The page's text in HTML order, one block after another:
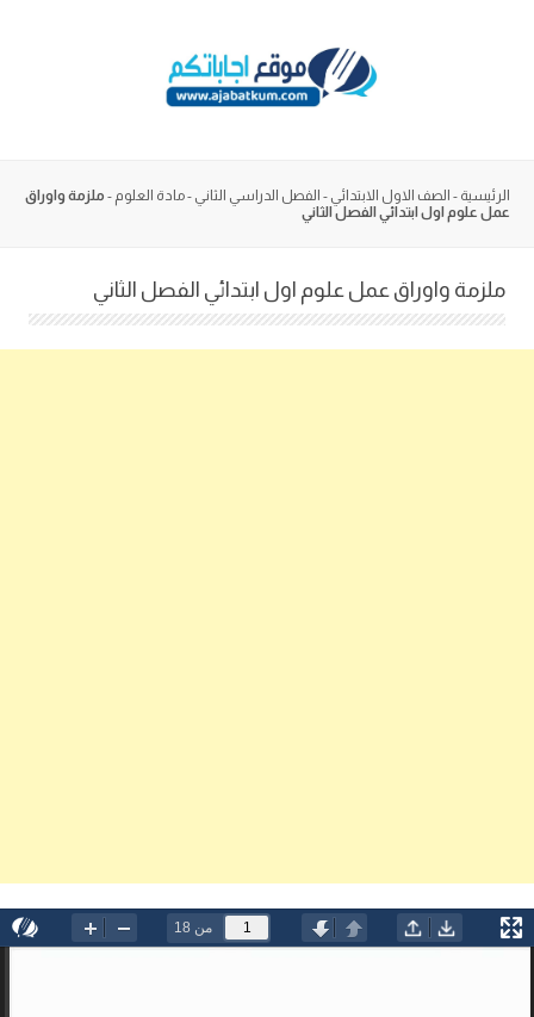
الرئيسية - الصف الاول الابتدائي - الفصل الدراسي الثاني -مادة العلوم - ملزمة واوراق
عمل علوم اول ابتدائي الفصل الثاني
ملزمة واوراق عمل علوم اول ابتدائي الفصل الثاني